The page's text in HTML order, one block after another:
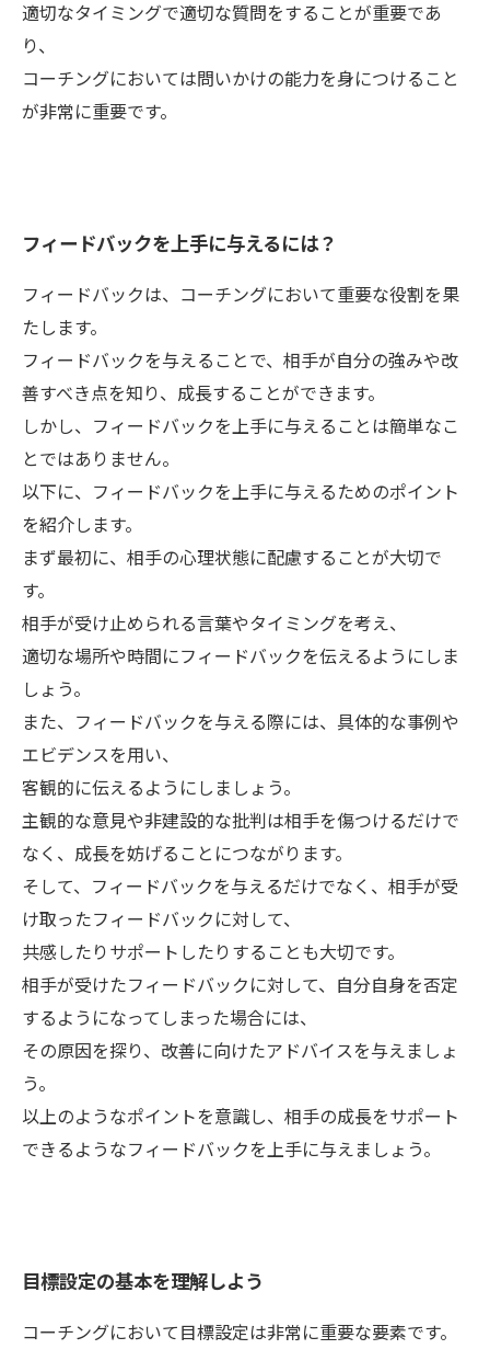
適切なタイミングで適切な質問をすることが重要であ
り、
コーチングにおいては問いかけの能力を身につけること
が非常に重要です。
フィードバックを上手に与えるには？
フィードバックは、コーチングにおいて重要な役割を果
たします。
フィードバックを与えることで、相手が自分の強みや改
善すべき点を知り、成長することができます。
しかし、フィードバックを上手に与えることは簡単なこ
とではありません。
以下に、フィードバックを上手に与えるためのポイント
を紹介します。
まず最初に、相手の心理状態に配慮することが大切で
す。
相手が受け止められる言葉やタイミングを考え、
適切な場所や時間にフィードバックを伝えるようにしま
しょう。
また、フィードバックを与える際には、具体的な事例や
エビデンスを用い、
客観的に伝えるようにしましょう。
主観的な意見や非建設的な批判は相手を傷つけるだけで
なく、成長を妨げることにつながります。
そして、フィードバックを与えるだけでなく、相手が受
け取ったフィードバックに対して、
共感したりサポートしたりすることも大切です。
相手が受けたフィードバックに対して、自分自身を否定
するようになってしまった場合には、
その原因を探り、改善に向けたアドバイスを与えましょ
う。
以上のようなポイントを意識し、相手の成長をサポート
できるようなフィードバックを上手に与えましょう。
目標設定の基本を理解しよう
コーチングにおいて目標設定は非常に重要な要素です。